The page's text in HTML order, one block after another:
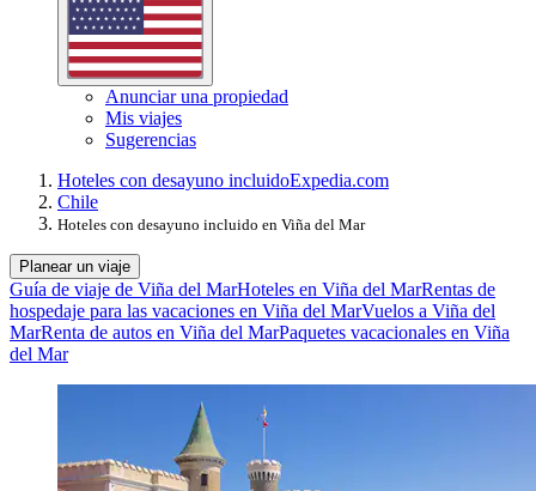
Anunciar una propiedad
Mis viajes
Sugerencias
Hoteles con desayuno incluidoExpedia.com
Chile
Hoteles con desayuno incluido en Viña del Mar
Planear un viaje
Guía de viaje de Viña del MarHoteles en Viña del MarRentas de
hospedaje para las vacaciones en Viña del MarVuelos a Viña del
MarRenta de autos en Viña del MarPaquetes vacacionales en Viña
del Mar